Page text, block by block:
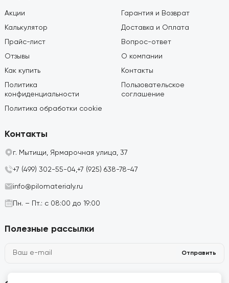
Акции
Калькулятор
Прайс-лист
Отзывы
Как купить
Политика
конфиденциальности
Политика обработки cookie
Гарантия и Возврат
Доставка и Оплата
Вопрос-ответ
О компании
Контакты
Пользовательское
соглашение
Контакты
г. Мытищи, Ярмарочная улица, 37
+7 (499) 302-55-04,+7 (925) 638-78-47
info@pilomaterialy.ru
Пн. – Пт.: с 08:00 до 19:00
Полезные рассылки
Отправить